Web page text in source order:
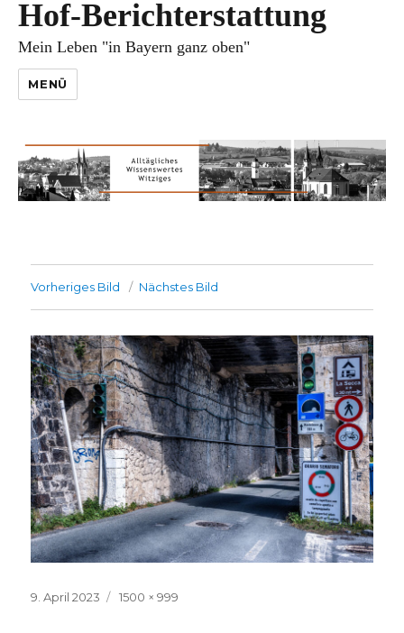
Hof-Berichterstattung
Mein Leben "in Bayern ganz oben"
MENÜ
Vorheriges Bild Nächstes Bild
Veröffentlicht
9. April 2023
Volle
1500 × 999